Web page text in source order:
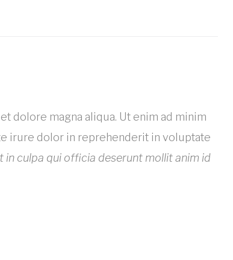
dolore magna aliqua. Ut enim ad minim
irure dolor in reprehenderit in voluptate
culpa qui officia deserunt mollit anim id